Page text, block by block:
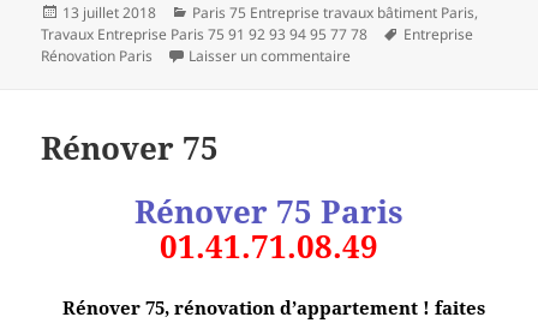
Publié
le
13 juillet 2018 Catégories
Paris 75 Entreprise travaux bâtiment Paris,
Travaux Entreprise Paris 75 91 92 93 94 95 77 78
Mots-
Entreprise
Rénovation Paris
Laisser un commentaire
Rénover 75
Rénover 75 Paris
01.41.71.08.49
Rénover 75, rénovation d’appartement ! faites